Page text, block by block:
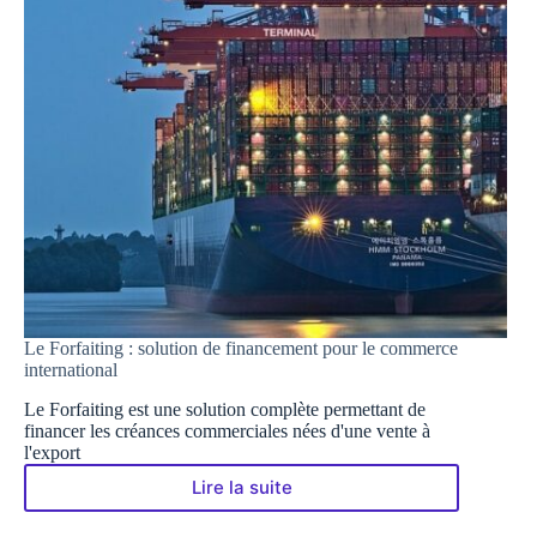
Le Forfaiting : solution de financement pour le commerce
international
Le Forfaiting est une solution complète permettant de
financer les créances commerciales nées d'une vente à
l'export
Lire la suite
Le